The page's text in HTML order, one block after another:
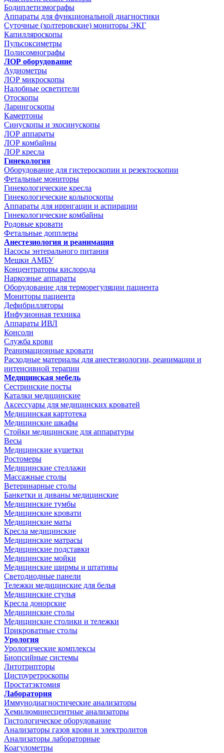
Бодиплетизмографы
Аппараты для функциональной диагностики
Суточные (холтеровские) мониторы ЭКГ
Капилляроскопы
Пульсоксиметры
Полисомнографы
ЛОР оборудование
Аудиометры
ЛОР микроскопы
Налобные осветители
Отоскопы
Ларингоскопы
Камертоны
Синускопы и эхосинускопы
ЛОР аппараты
ЛОР комбайны
ЛОР кресла
Гинекология
Оборудование для гистероскопии и резектоскопии
Фетальные мониторы
Гинекологические кресла
Гинекологические кольпоскопы
Аппараты для ирригации и аспирации
Гинекологические комбайны
Родовые кровати
Фетальные допплеры
Анестезиология и реанимация
Насосы энтерального питания
Мешки АМБУ
Концентраторы кислорода
Наркозные аппараты
Оборудование для терморегуляции пациента
Мониторы пациента
Дефибрилляторы
Инфузионная техника
Аппараты ИВЛ
Консоли
Служба крови
Реанимационные кровати
Расходные материалы для анестезиологии, реанимации и
интенсивной терапии
Медицинская мебель
Сестринские посты
Каталки медицинские
Аксессуары для медицинских кроватей
Медицинская картотека
Медицинские шкафы
Стойки медицинские для аппаратуры
Весы
Медицинские кушетки
Ростомеры
Медицинские стеллажи
Массажные столы
Ветеринарные столы
Банкетки и диваны медицинские
Медицинские тумбы
Медицинские кровати
Медицинские маты
Кресла медицинские
Медицинские матрасы
Медицинские подставки
Медицинские мойки
Медицинские ширмы и штативы
Светодиодные панели
Тележки медицинские для белья
Медицинские стулья
Кресла донорские
Медицинские столы
Медицинские столики и тележки
Прикроватные столы
Урология
Урологические комплексы
Биопсийные системы
Литотрипторы
Цистоуретроскопы
Простатэктомия
Лаборатория
Иммунодиагностические анализаторы
Хемилюминесцентные анализаторы
Гистологическое оборудование
Анализаторы газов крови и электролитов
Анализаторы лабораторные
Коагулометры